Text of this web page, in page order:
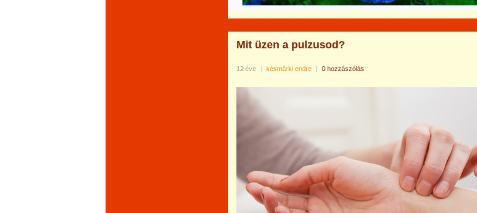
Mit üzen a pulzusod?
12 éve | késmárki endre | 0 hozzászólás